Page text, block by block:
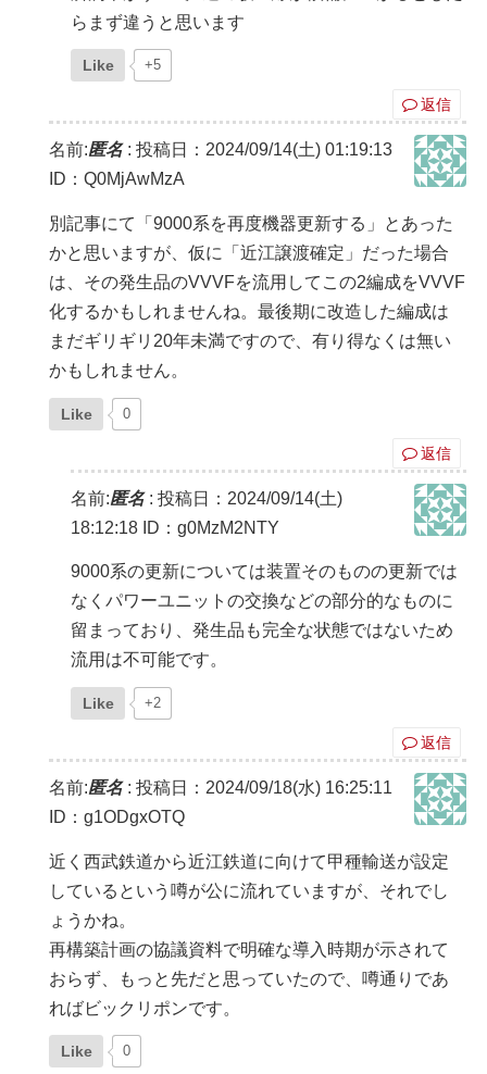
らまず違うと思います
Like +5
返信
名前:匿名: 投稿日：2024/09/14(土) 01:19:13
ID：Q0MjAwMzA
別記事にて「9000系を再度機器更新する」とあった
かと思いますが、仮に「近江譲渡確定」だった場合
は、その発生品のVVVFを流用してこの2編成をVVVF
化するかもしれませんね。最後期に改造した編成は
まだギリギリ20年未満ですので、有り得なくは無い
かもしれません。
Like 0
返信
名前:匿名: 投稿日：2024/09/14(土)
18:12:18 ID：g0MzM2NTY
9000系の更新については装置そのものの更新では
なくパワーユニットの交換などの部分的なものに
留まっており、発生品も完全な状態ではないため
流用は不可能です。
Like +2
返信
名前:匿名: 投稿日：2024/09/18(水) 16:25:11
ID：g1ODgxOTQ
近く西武鉄道から近江鉄道に向けて甲種輸送が設定
しているという噂が公に流れていますが、それでし
ょうかね。
再構築計画の協議資料で明確な導入時期が示されて
おらず、もっと先だと思っていたので、噂通りであ
ればビックリポンです。
Like 0